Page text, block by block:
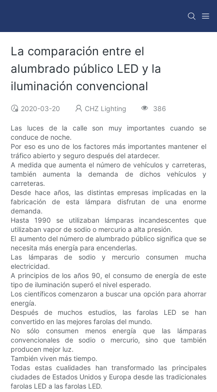
La comparación entre el
alumbrado público LED y la
iluminación convencional
2020-03-20 CHZ Lighting 386
Las luces de la calle son muy importantes cuando se
conduce de noche.
Por eso es uno de los factores más importantes mantener el
tráfico abierto y seguro después del atardecer.
A medida que aumenta el número de vehículos y carreteras,
también aumenta la demanda de dichos vehículos y
carreteras.
Desde hace años, las distintas empresas implicadas en la
fabricación de esta lámpara disfrutan de una enorme
demanda.
Hasta 1990 se utilizaban lámparas incandescentes que
utilizaban vapor de sodio o mercurio a alta presión.
El aumento del número de alumbrado público significa que se
necesita más energía para encenderlas.
Las lámparas de sodio y mercurio consumen mucha
electricidad.
A principios de los años 90, el consumo de energía de este
tipo de iluminación superó el nivel esperado.
Los científicos comenzaron a buscar una opción para ahorrar
energía.
Después de muchos estudios, las farolas LED se han
convertido en las mejores farolas del mundo.
No sólo consumen menos energía que las lámparas
convencionales de sodio o mercurio, sino que también
producen mejor luz.
También viven más tiempo.
Todas estas cualidades han transformado las principales
ciudades de Estados Unidos y Europa desde las tradicionales
farolas LED a las farolas LED.